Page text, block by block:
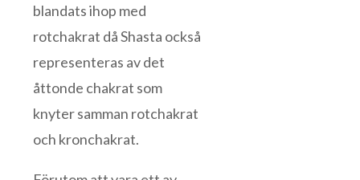
blandats ihop med
rotchakrat då Shasta också
representeras av det
åttonde chakrat som
knyter samman rotchakrat
och kronchakrat.